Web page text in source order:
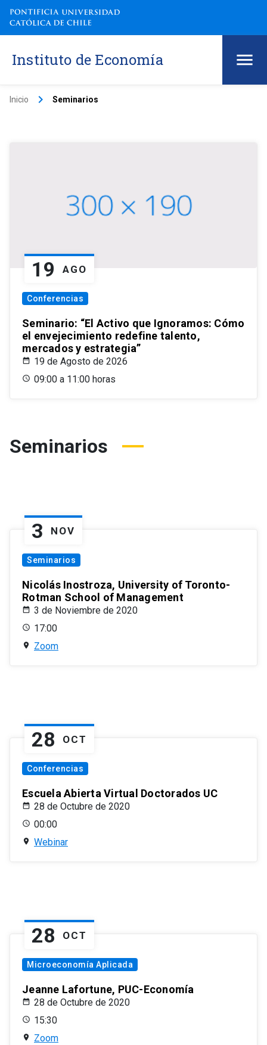
Instituto de Economía
Inicio keyboard_arrow_right Seminarios
19 AGO
Conferencias
Seminario: “El Activo que Ignoramos: Cómo
el envejecimiento redefine talento,
mercados y estrategia”
19 de Agosto de 2026
09:00 a 11:00 horas
Seminarios
3 NOV
Seminarios
Nicolás Inostroza, University of Toronto-
Rotman School of Management
3 de Noviembre de 2020
17:00
Zoom
28 OCT
Conferencias
Escuela Abierta Virtual Doctorados UC
28 de Octubre de 2020
00:00
Webinar
28 OCT
Microeconomía Aplicada
Jeanne Lafortune, PUC-Economía
28 de Octubre de 2020
15:30
Zoom